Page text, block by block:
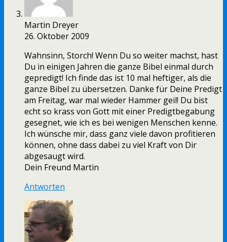
Martin Dreyer
26. Oktober 2009
Wahnsinn, Storch! Wenn Du so weiter machst, hast
Du in einigen Jahren die ganze Bibel einmal durch
gepredigt! Ich finde das ist 10 mal heftiger, als die
ganze Bibel zu übersetzen. Danke für Deine Predigt
am Freitag, war mal wieder Hammer geil! Du bist
echt so krass von Gott mit einer Predigtbegabung
gesegnet, wie ich es bei wenigen Menschen kenne.
Ich wünsche mir, dass ganz viele davon profitieren
können, ohne dass dabei zu viel Kraft von Dir
abgesaugt wird.
Dein Freund Martin
Antworten